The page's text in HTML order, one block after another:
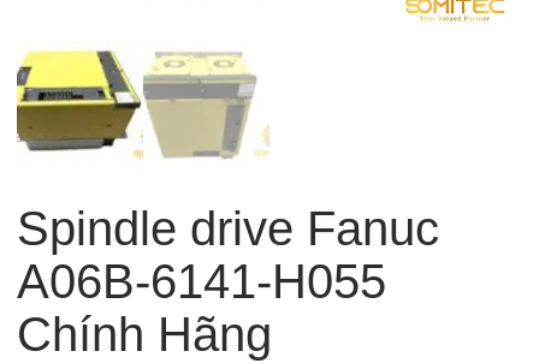
Spindle drive Fanuc
A06B-6141-H055
Chính Hãng